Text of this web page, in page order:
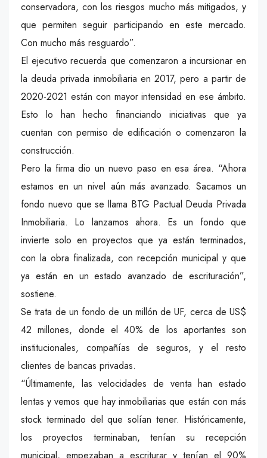
conservadora, con los riesgos mucho más mitigados, y
que permiten seguir participando en este mercado.
Con mucho más resguardo”.
El ejecutivo recuerda que comenzaron a incursionar en
la deuda privada inmobiliaria en 2017, pero a partir de
2020-2021 están con mayor intensidad en ese ámbito.
Esto lo han hecho financiando iniciativas que ya
cuentan con permiso de edificación o comenzaron la
construcción.
Pero la firma dio un nuevo paso en esa área. “Ahora
estamos en un nivel aún más avanzado. Sacamos un
fondo nuevo que se llama BTG Pactual Deuda Privada
Inmobiliaria. Lo lanzamos ahora. Es un fondo que
invierte solo en proyectos que ya están terminados,
con la obra finalizada, con recepción municipal y que
ya están en un estado avanzado de escrituración”,
sostiene.
Se trata de un fondo de un millón de UF, cerca de US$
42 millones, donde el 40% de los aportantes son
institucionales, compañías de seguros, y el resto
clientes de bancas privadas.
“Últimamente, las velocidades de venta han estado
lentas y vemos que hay inmobiliarias que están con más
stock terminado del que solían tener. Históricamente,
los proyectos terminaban, tenían su recepción